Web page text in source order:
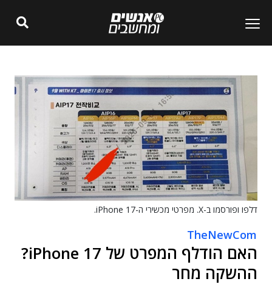
דלפו ופורסמו ב-X. מפרטי מכשירי ה-iPhone 17.
TheNewCom
האם הודלף המפרט של iPhone 17?
ההשקה מחר